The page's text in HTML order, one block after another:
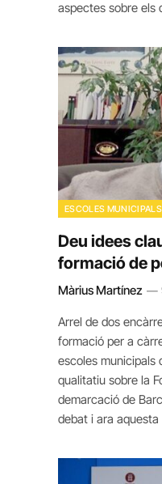
aspectes sobre els
ESCOLES
Deu idees
formació de
Màrius Martínez
Arrel de dos
formació per a
escoles municipals
qualitatiu sobre la
demarcació de
debat i ara